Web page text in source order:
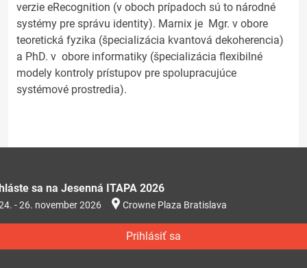
verzie eRecognition (v oboch prípadoch sú to národné
systémy pre správu identity). Marnix je Mgr. v obore
teoretická fyzika (špecializácia kvantová dekoherencia)
a PhD. v obore informatiky (špecializácia flexibilné
modely kontroly prístupov pre spolupracujúce
systémové prostredia).
sa na Jesenná ITAPA 2026
- 26. november 2026 Crowne Plaza Bratislava
Prihlásiť sa